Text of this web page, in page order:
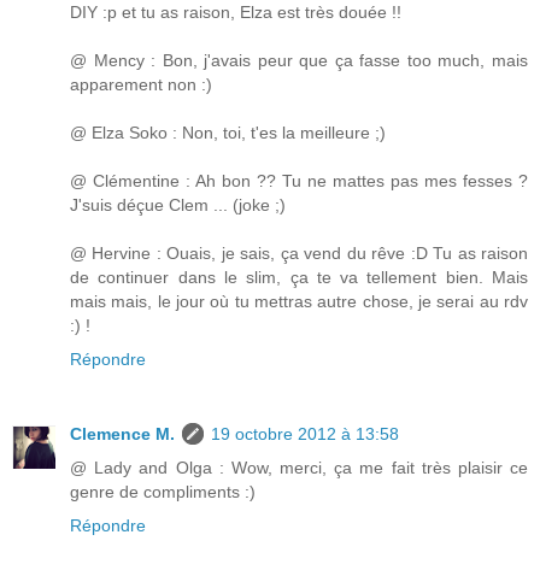
DIY :p et tu as raison, Elza est très douée !!
@ Mency : Bon, j'avais peur que ça fasse too much, mais
apparement non :)
@ Elza Soko : Non, toi, t'es la meilleure ;)
@ Clémentine : Ah bon ?? Tu ne mattes pas mes fesses ?
J'suis déçue Clem ... (joke ;)
@ Hervine : Ouais, je sais, ça vend du rêve :D Tu as raison
de continuer dans le slim, ça te va tellement bien. Mais
mais mais, le jour où tu mettras autre chose, je serai au rdv
:) !
Répondre
Clemence M.
19 octobre 2012 à 13:58
@ Lady and Olga : Wow, merci, ça me fait très plaisir ce
genre de compliments :)
Répondre